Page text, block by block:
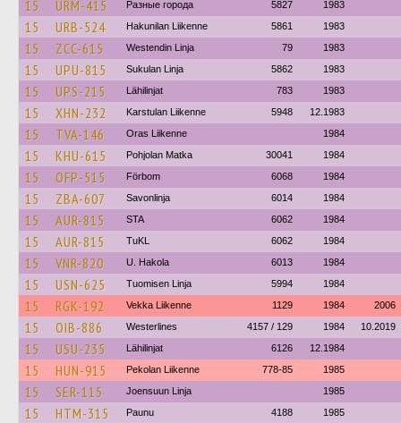
15 URM-415 Разные города 5827 1983
15 URB-524 Hakunilan Liikenne 5861 1983
15 ZCC-615 Westendin Linja 79 1983
15 UPU-815 Sukulan Linja 5862 1983
15 UPS-215 Lähilinjat 783 1983
15 XHN-232 Karstulan Liikenne 5948 12.1983
15 TVA-146 Oras Liikenne 1984
15 KHU-615 Pohjolan Matka 30041 1984
15 OFP-515 Förbom 6068 1984
15 ZBA-607 Savonlinja 6014 1984
15 AUR-815 STA 6062 1984
15 AUR-815 TuKL 6062 1984
15 VNR-820 U. Hakola 6013 1984
15 USN-625 Tuomisen Linja 5994 1984
15 RGK-192 Vekka Liikenne 1129 1984 2006
15 OIB-886 Westerlines 4157 / 129 1984 10.2019
15 USU-235 Lähilinjat 6126 12.1984
15 HUN-915 Pekolan Liikenne 778-85 1985
15 SER-115 Joensuun Linja 1985
15 HTM-315 Paunu 4188 1985